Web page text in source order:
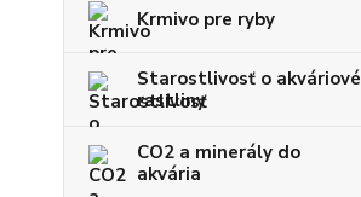
Krmivo pre ryby
Starostlivosť o akváriové
rastliny
CO2 a minerály do
akvária